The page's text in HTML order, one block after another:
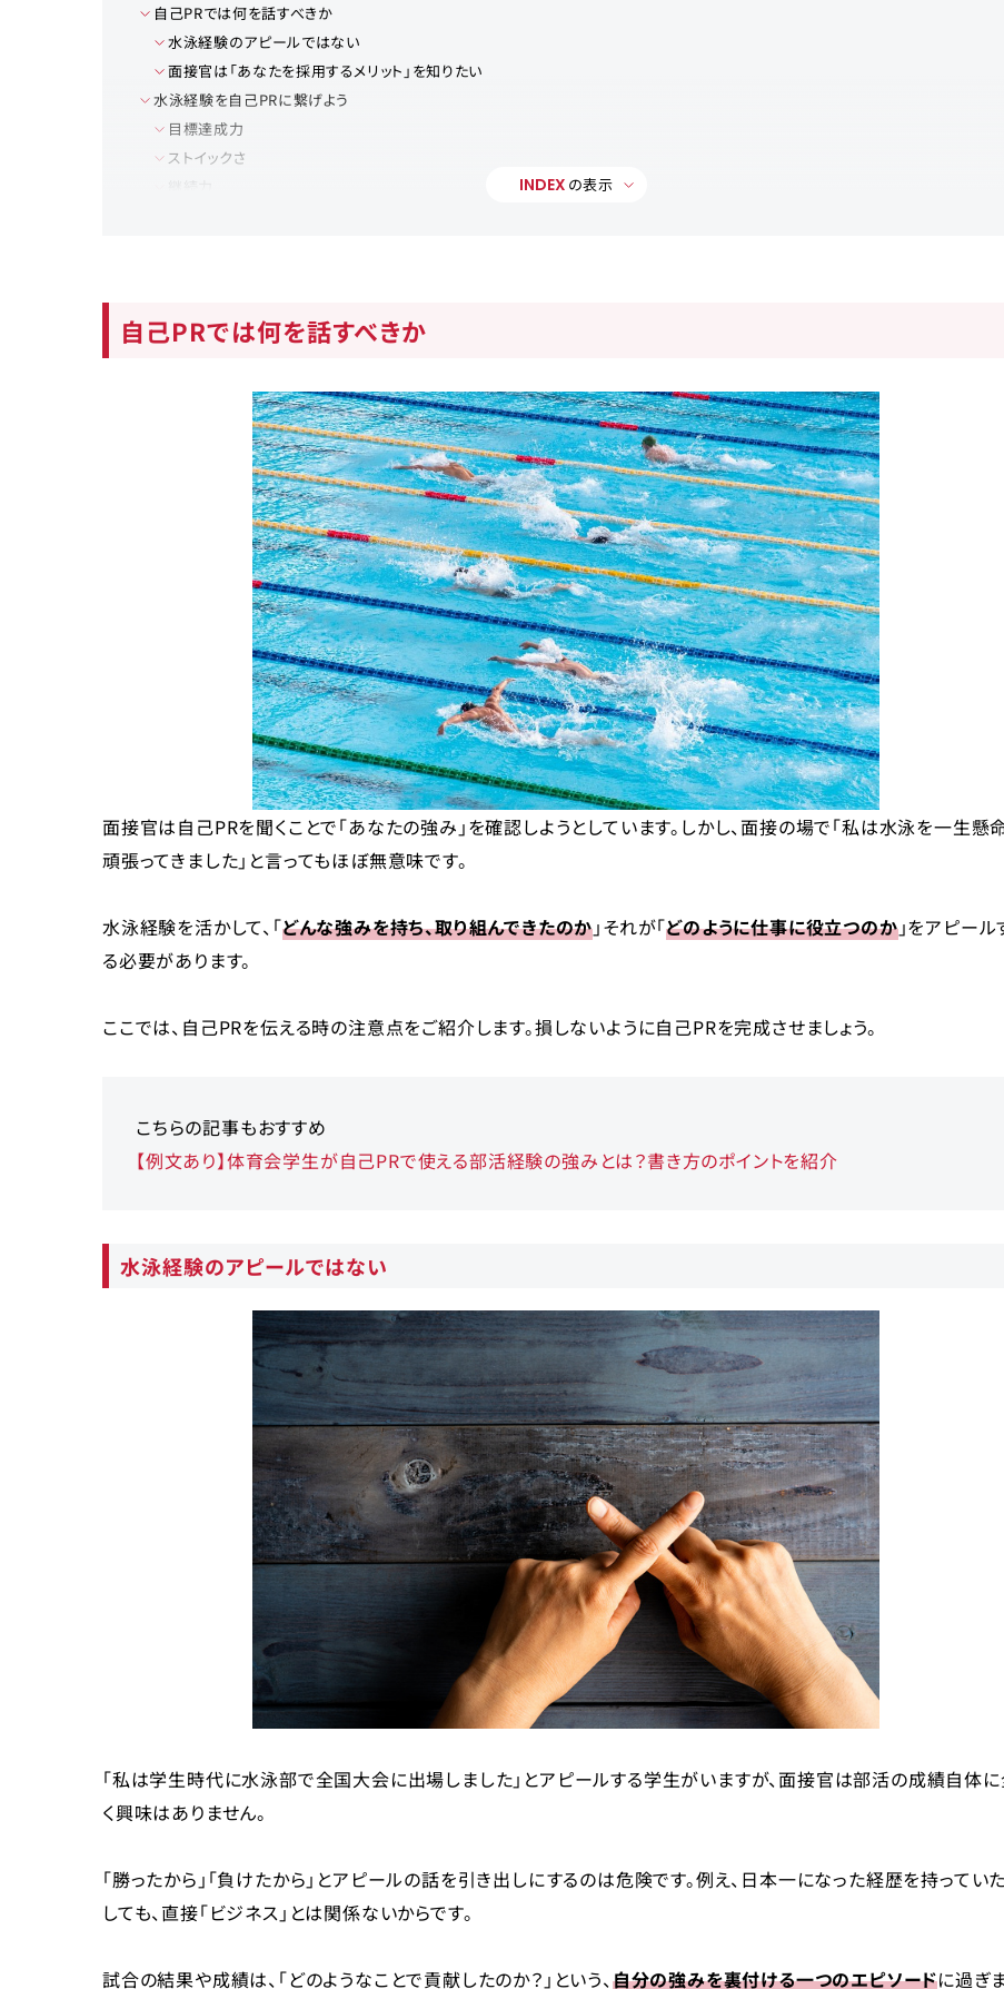
自己PRでは何を話すべきか
水泳経験のアピールではない
面接官は「あなたを採用するメリット」を知りたい
水泳経験を自己PRに繋げよう
目標達成力
ストイックさ
状況
水泳経験をうまく自己PRで伝えるために
自分の水泳経験を棚卸ししてみる
困ったら就職エージェントに相談してみよう
INDEX の表示
自己PRでは何を話すべきか
面接官は自己PRを聞くことで「あなたの強み」を確認しようとしています。しかし、面接の場で「私は水泳を一生懸
頑張ってきました」と言ってもほぼ無意味です。
水泳経験を活かして、「どんな強みを持ち、取り組んできたのか」それが「どのように仕事に役立つのか」をアピール
る必要があります。
ここでは、自己PRを伝える時の注意点をご紹介します。損しないように自己PRを完成させましょう。
こちらの記事もおすすめ
【例文あり】体育会学生が自己PRで使える部活経験の強みとは？書き方のポイントを紹介
水泳経験のアピールではない
「私は学生時代に水泳部で全国大会に出場しました」とアピールする学生がいますが、面接官は部活の成績自体
く興味はありません。
「勝ったから」「負けたから」とアピールの話を引き出しにするのは危険です。例え、日本一になった経歴を持ってい
しても、直接「ビジネス」とは関係ないからです。
試合の結果や成績は、「どのようなことで貢献したのか？」という、自分の強みを裏付ける一つのエピソードに過ぎ